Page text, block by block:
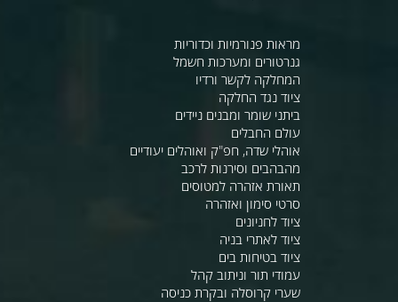
מראות פנורמיות וכדוריות
גנרטורים ומערכות חשמל
המחלקה לקשר ורדיו
ציוד נגד החלקה
ביתני שומר ומבנים ניידים
עולם החבלים
אוהלי שדה, חפ"ק ואוהלים יעודיים
מהבהבים וסירנות לרכב
תאורת אזהרה למטוסים
סרטי סימון ואזהרה
ציוד לחניונים
ציוד לאתרי בניה
ציוד בטיחות בים
עמודי תור וניתוב קהל
שערי קרוסלה ובקרת כניסה